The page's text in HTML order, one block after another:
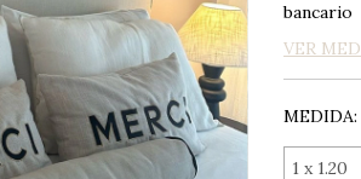
bancario
VER
MEDIDA: